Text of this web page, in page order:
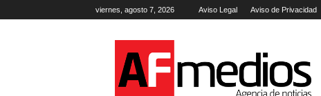
viernes, agosto 7, 2026 Aviso Legal Aviso de Privacidad
Agencia
de